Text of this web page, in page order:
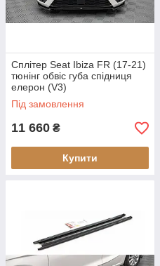
Сплітер Seat Ibiza FR (17-21)
тюнінг обвіс губа спідниця
елерон (V3)
Під замовлення
11 660 ₴
Купити